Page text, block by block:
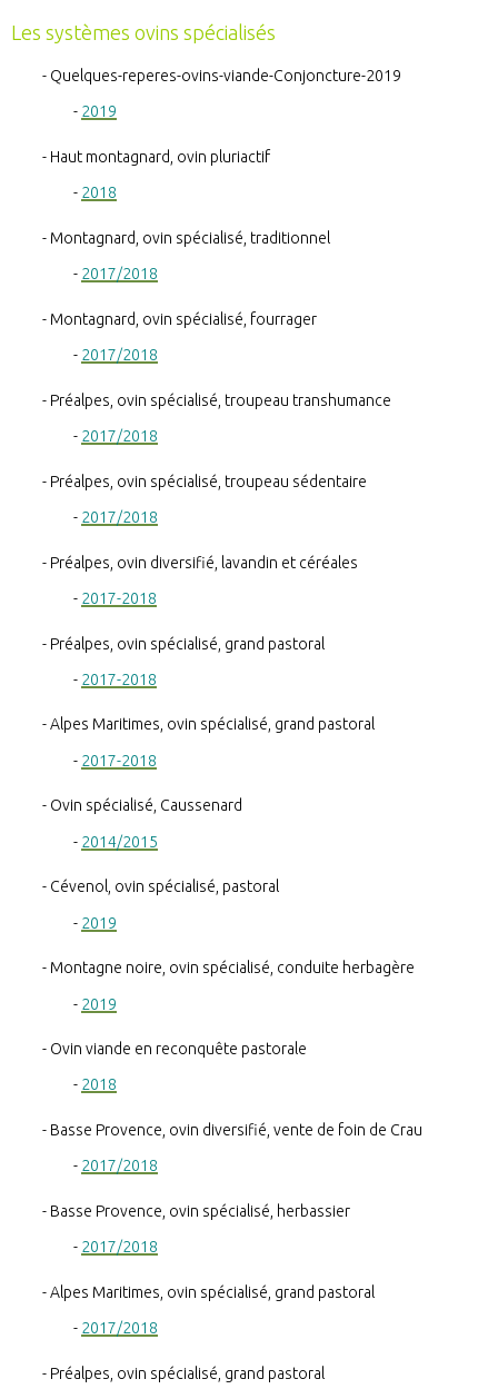
Les systèmes ovins spécialisés
Quelques-reperes-ovins-viande-Conjoncture-2019
2019
Haut montagnard, ovin pluriactif
2018
Montagnard, ovin spécialisé, traditionnel
2017/2018
Montagnard, ovin spécialisé, fourrager
2017/2018
Préalpes, ovin spécialisé, troupeau transhumance
2017/2018
Préalpes, ovin spécialisé, troupeau sédentaire
2017/2018
Préalpes, ovin diversifié, lavandin et céréales
2017-2018
Préalpes, ovin spécialisé, grand pastoral
2017-2018
Alpes Maritimes, ovin spécialisé, grand pastoral
2017-2018
Ovin spécialisé, Caussenard
2014/2015
Cévenol, ovin spécialisé, pastoral
2019
Montagne noire, ovin spécialisé, conduite herbagère
2019
Ovin viande en reconquête pastorale
2018
Basse Provence, ovin diversifié, vente de foin de Crau
2017/2018
Basse Provence, ovin spécialisé, herbassier
2017/2018
Alpes Maritimes, ovin spécialisé, grand pastoral
2017/2018
Préalpes, ovin spécialisé, grand pastoral